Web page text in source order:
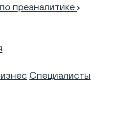
преаналитике
Специалисты